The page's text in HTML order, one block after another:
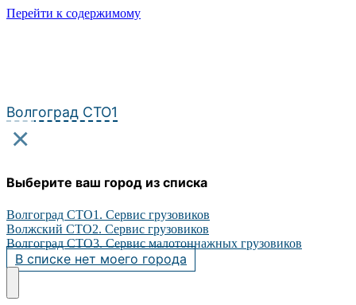
Перейти к содержимому
Волгоград СТО1
×
Выберите ваш город из списка
Волгоград СТО1. Сервис грузовиков
Волжский СТО2. Сервис грузовиков
Волгоград СТО3. Сервис малотоннажных грузовиков
В списке нет моего города